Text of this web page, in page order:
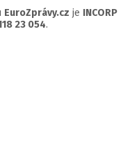
EuroZprávy.cz je INCORP
23 054.